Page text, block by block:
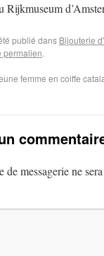
Rijkmuseum
publié dans Bijouterie
permalien.
femme en coiffe
de messagerie ne